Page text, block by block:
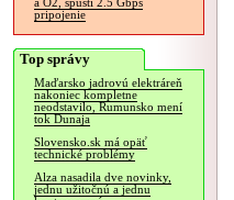
a O2, spustí 2.5 Gbps
pripojenie
Top správy
Maďarsko jadrovú elektráreň
nakoniec kompletne
neodstavilo, Rumunsko mení
tok Dunaja
Slovensko.sk má opäť
technické problémy
Alza nasadila dve novinky,
jednu užitočnú a jednu